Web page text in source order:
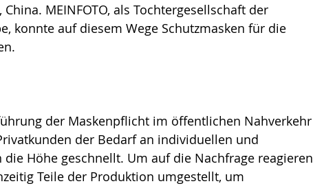
MEINFOTO, als Tochtergesellschaft der
konnte auf diesem Wege Schutzmasken für die
der Maskenpflicht im öffentlichen Nahverkehr
der Bedarf an individuellen und
Höhe geschnellt. Um auf die Nachfrage reagieren
Teile der Produktion umgestellt, um